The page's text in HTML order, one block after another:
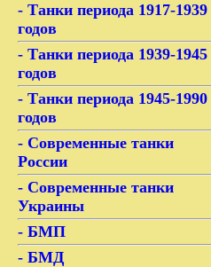
- Танки периода 1917-1939
годов
- Танки периода 1939-1945
годов
- Танки периода 1945-1990
годов
- Современные танки
России
- Современные танки
Украины
- БМП
- БМД